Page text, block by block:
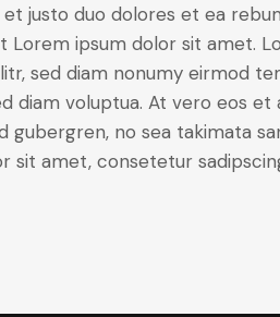
justo duo dolores et ea
Lorem ipsum dolor sit amet.
sed diam nonumy eirmod
diam voluptua. At vero eos
gubergren, no sea takimata
sit amet, consetetur